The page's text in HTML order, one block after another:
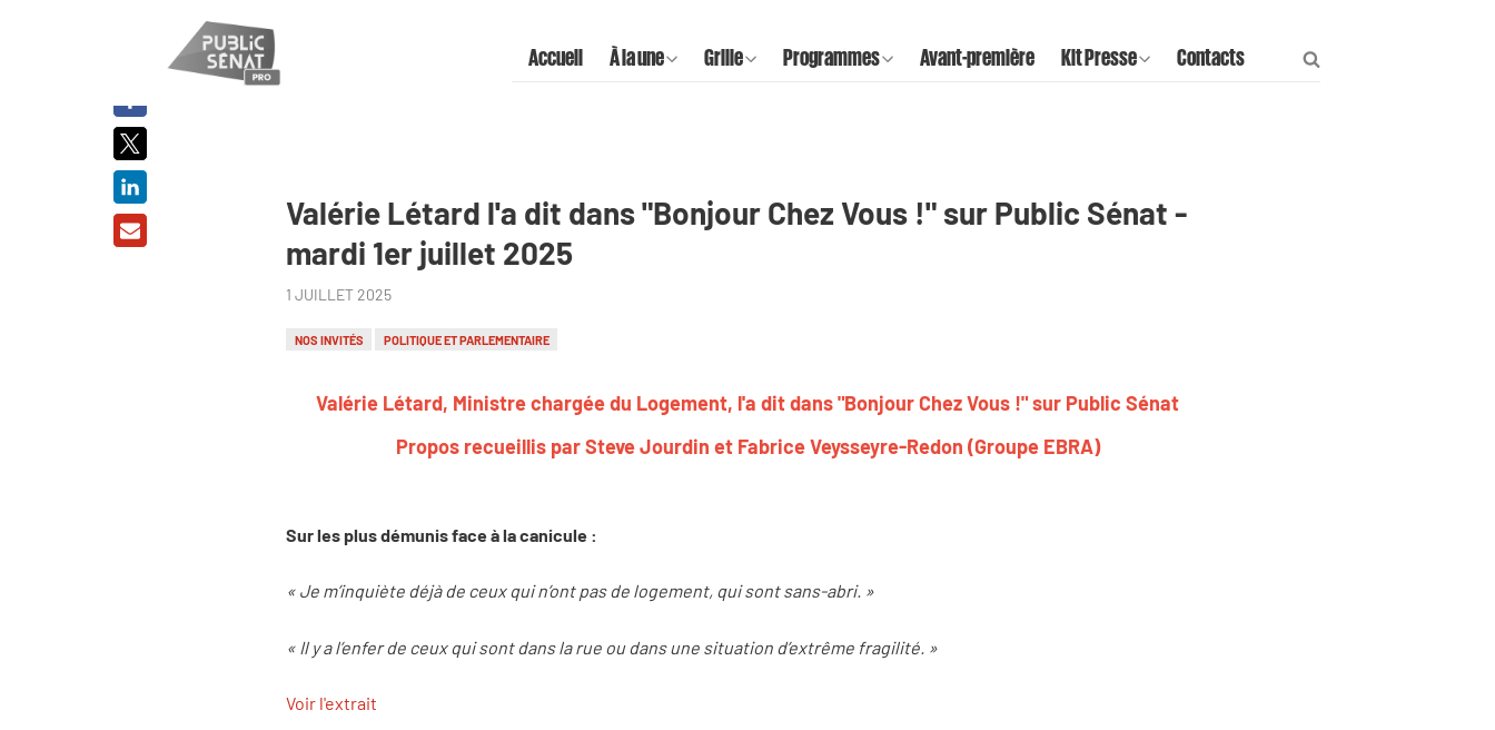
Accueil À la une Grille Programmes Avant-première Kit Presse Contacts
Valérie Létard l'a dit dans "Bonjour Chez Vous !" sur Public Sénat -
mardi 1er juillet 2025
1 JUILLET 2025
NOS INVITÉS POLITIQUE ET PARLEMENTAIRE
Valérie Létard, Ministre chargée du Logement, l'a dit dans "Bonjour Chez Vous !" sur Public Sénat
Propos recueillis par Steve Jourdin et Fabrice Veysseyre-Redon (Groupe EBRA)
Sur les plus démunis face à la canicule :
« Je m’inquiète déjà de ceux qui n’ont pas de logement, qui sont sans-abri. »
« Il y a l’enfer de ceux qui sont dans la rue ou dans une situation d’extrême fragilité. »
Voir l'extrait